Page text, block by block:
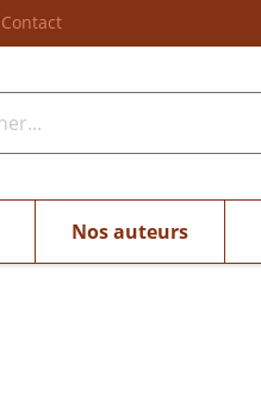
Contact
Nos auteurs